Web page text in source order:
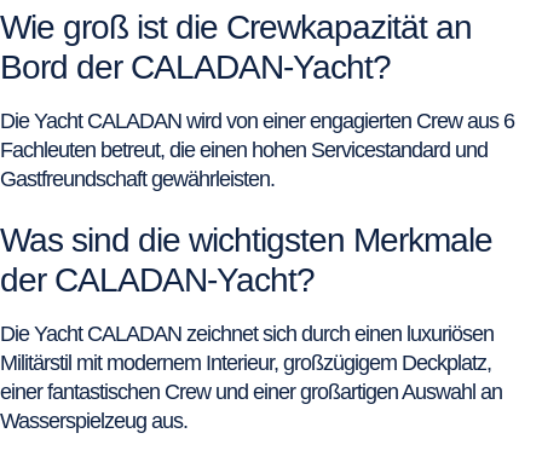
Wie groß ist die Crewkapazität an
Bord der CALADAN-Yacht?
Die Yacht CALADAN wird von einer engagierten Crew aus 6
Fachleuten betreut, die einen hohen Servicestandard und
Gastfreundschaft gewährleisten.
Was sind die wichtigsten Merkmale
der CALADAN-Yacht?
Die Yacht CALADAN zeichnet sich durch einen luxuriösen
Militärstil mit modernem Interieur, großzügigem Deckplatz,
einer fantastischen Crew und einer großartigen Auswahl an
Wasserspielzeug aus.